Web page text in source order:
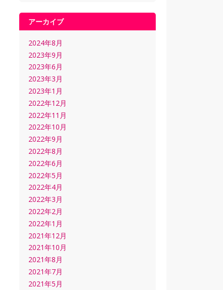
アーカイブ
2024年8月
2023年9月
2023年6月
2023年3月
2023年1月
2022年12月
2022年11月
2022年10月
2022年9月
2022年8月
2022年6月
2022年5月
2022年4月
2022年3月
2022年2月
2022年1月
2021年12月
2021年10月
2021年8月
2021年7月
2021年5月